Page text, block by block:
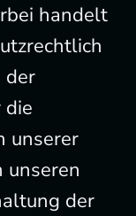
handelt
der
unserer
unseren
der